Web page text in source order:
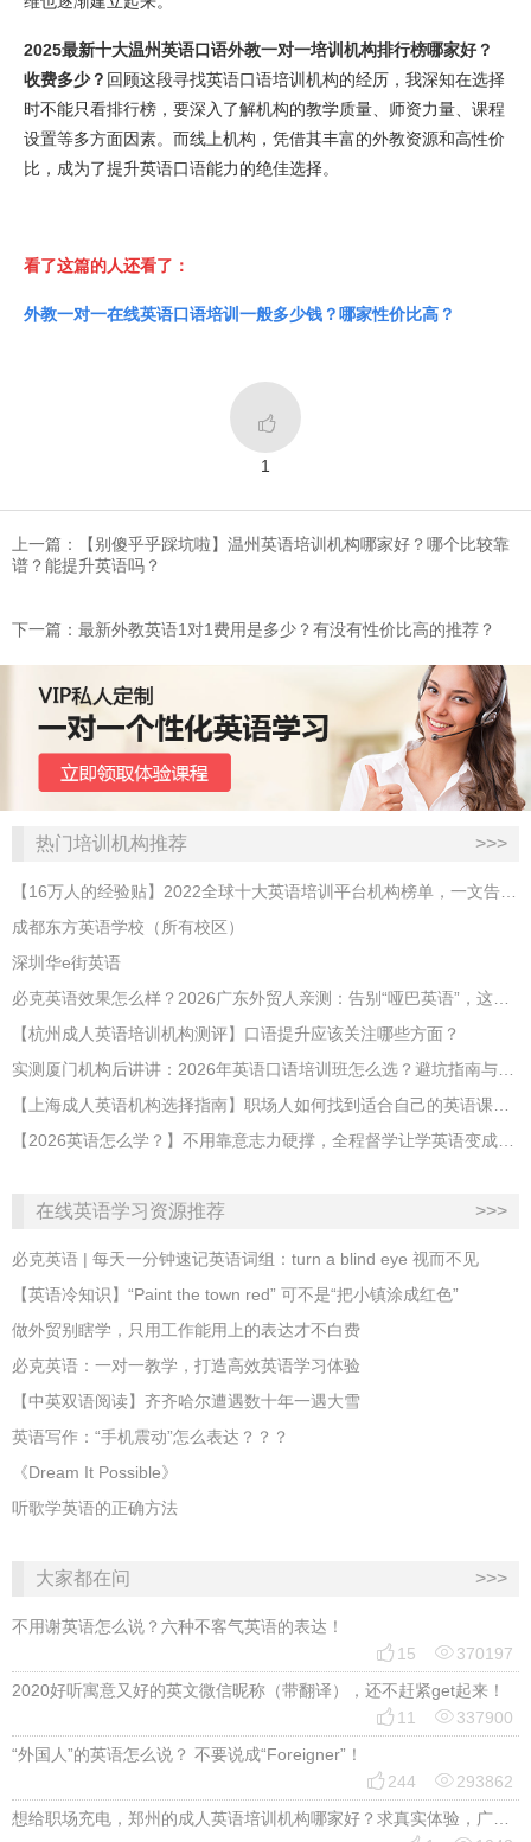
2025最新十大温州英语口语外教一对一培训机构排行榜哪家好？
收费多少？ 回顾这段寻找英语口语培训机构的经历，我深知在选择
时不能只看排行榜，要深入了解机构的教学质量、师资力量、课程
设置等多方面因素。而线上机构，凭借其丰富的外教资源和高性价
比，成为了提升英语口语能力的绝佳选择。
看了这篇的人还看了：
外教一对一在线英语口语培训一般多少钱？哪家性价比高？

1
上一篇：​【别傻乎乎踩坑啦】温州英语培训机构哪家好？哪个比较靠
谱？能提升英语吗？
下一篇：​最新外教英语1对1费用是多少？有没有性价比高的推荐？
热门培训机构推荐 >>>
【16万人的经验贴】2022全球十大英语培训平台机构榜单，一文告诉你
成都东方英语学校（所有校区）
深圳华e街英语
必克英语效果怎么样？2026广东外贸人亲测：告别“哑巴英语”，这才是成年人最高效的自救指南！
【杭州成人英语培训机构测评】口语提升应该关注哪些方面？
实测厦门机构后讲讲：2026年英语口语培训班怎么选？避坑指南与高效学习新范式
【上海成人英语机构选择指南】职场人如何找到适合自己的英语课程？
【2026英语怎么学？】不用靠意志力硬撑，全程督学让学英语变成日常习惯
在线英语学习资源推荐 >>>
必克英语 | 每天一分钟速记英语词组：turn a blind eye 视而不见
​【英语冷知识】“Paint the town red” 可不是“把小镇涂成红色”
做外贸别瞎学，只用工作能用上的表达才不白费
必克英语：一对一教学，打造高效英语学习体验
【中英双语阅读】齐齐哈尔遭遇数十年一遇大雪
英语写作：“手机震动”怎么表达？？？
《Dream It Possible》
听歌学英语的正确方法
大家都在问 >>>
不用谢英语怎么说？六种不客气英语的表达！
 15 370197
2020好听寓意又好的英文微信昵称（带翻译），还不赶紧get起来！
 11 337900
“外国人”的英语怎么说？ 不要说成“Foreigner”！
 244 293862
想给职场充电，郑州的成人英语培训机构哪家好？求真实体验，广告勿扰，感谢！